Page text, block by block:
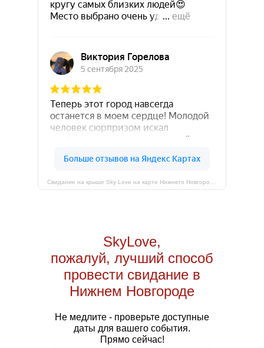
SkyLove,
пожалуй, лучший способ
провести свидание в
Нижнем Новгороде
Не медлите - проверьте доступные
даты для вашего события.
Прямо сейчас!